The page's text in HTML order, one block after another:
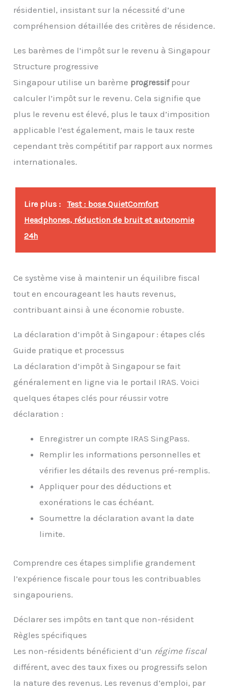
résidentiel, insistant sur la nécessité d’une
compréhension détaillée des critères de résidence.
Les barèmes de l’impôt sur le revenu à Singapour
Structure progressive
Singapour utilise un barème progressifpour
calculer l’impôt sur le revenu. Cela signifie que
plus le revenu est élevé, plus le taux d’imposition
applicable l’est également, mais le taux reste
cependant très compétitif par rapport aux normes
internationales.
Lire plus :
Test : bose QuietComfort
Headphones, réduction de bruit et autonomie
24h
Ce système vise à maintenir un équilibre fiscal
tout en encourageant les hauts revenus,
contribuant ainsi à une économie robuste.
La déclaration d’impôt à Singapour : étapes clés
Guide pratique et processus
La déclaration d’impôt à Singapour se fait
généralement en ligne via le portail IRAS. Voici
quelques étapes clés pour réussir votre
déclaration :
Enregistrer un compte IRAS SingPass.
Remplir les informations personnelles et
vérifier les détails des revenus pré-remplis.
Appliquer pour des déductions et
exonérations le cas échéant.
Soumettre la déclaration avant la date
limite.
Comprendre ces étapes simplifie grandement
l’expérience fiscale pour tous les contribuables
singapouriens.
Déclarer ses impôts en tant que non-résident
Règles spécifiques
Les non-résidents bénéficient d’un régime fiscal
différent, avec des taux fixes ou progressifs selon
la nature des revenus. Les revenus d’emploi, par